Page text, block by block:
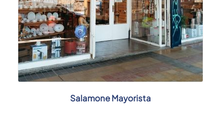
Salamone Mayorista